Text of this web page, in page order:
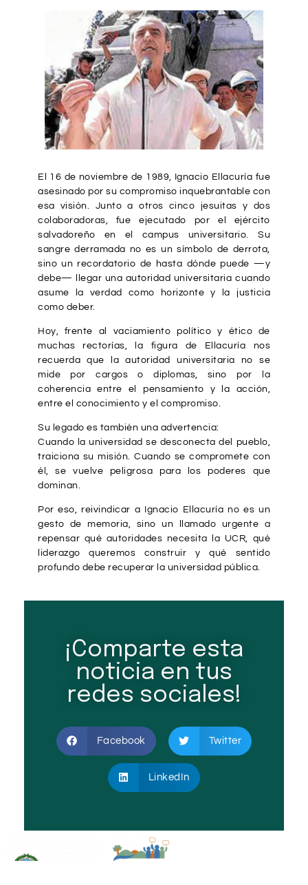
El 16 de noviembre de 1989, Ignacio Ellacuría fue
asesinado por su compromiso inquebrantable con
esa visión. Junto a otros cinco jesuitas y dos
colaboradoras, fue ejecutado por el ejército
salvadoreño en el campus universitario. Su
sangre derramada no es un símbolo de derrota,
sino un recordatorio de hasta dónde puede —y
debe— llegar una autoridad universitaria cuando
asume la verdad como horizonte y la justicia
como deber.
Hoy, frente al vaciamiento político y ético de
muchas rectorías, la figura de Ellacuría nos
recuerda que la autoridad universitaria no se
mide por cargos o diplomas, sino por la
coherencia entre el pensamiento y la acción,
entre el conocimiento y el compromiso.
Su legado es también una advertencia:
Cuando la universidad se desconecta del pueblo,
traiciona su misión. Cuando se compromete con
él, se vuelve peligrosa para los poderes que
dominan.
Por eso, reivindicar a Ignacio Ellacuría no es un
gesto de memoria, sino un llamado urgente a
repensar qué autoridades necesita la UCR, qué
liderazgo queremos construir y qué sentido
profundo debe recuperar la universidad pública.
¡Comparte esta
noticia en tus
redes sociales!
Facebook Twitter
LinkedIn